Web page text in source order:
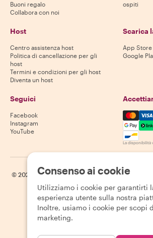
Buoni regalo
Collabora con noi
ospiti
Host
Centro assistenza host
Politica di cancellazione per gli
host
Termini e condizioni per gli host
Diventa un host
Scarica
App Store
Google
Seguici
Facebook
Instagram
YouTube
La disponibilità
© 2026 Withlocals.com | Informativa sulla privacy
Consenso ai cookie
Utilizziamo i cookie per garantirti
esperienza utente sulla nostra
Inoltre, usiamo i cookie per scopi
marketing.